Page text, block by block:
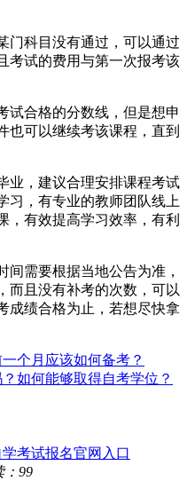
门科目没有通过，可以通过
考试的费用与第一次报考该
试合格的分数线，但是想申
也可以继续考该课程，直到
业，建议合理安排课程考试
习，有专业的教师团队线上
，有效提高学习效率，有利
需要根据当地公告为准，
而且没有补考的次数，可以
成绩合格为止，若想尽快拿
个月应该如何备考？
如何能够取得自考学位？
考试报名官网入口
：99